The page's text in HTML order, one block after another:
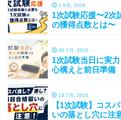
1 8月, 2026
1次試験応援〜2次
の獲得点数とは〜
30 7月, 2026
1次試験当日に実
心構えと前日準備
18 7月, 2026
【1次試験】コス
いの落とし穴に注